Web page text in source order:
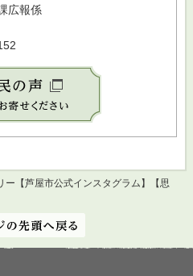
広報係
ー【芦屋市公式インスタグラム】【思